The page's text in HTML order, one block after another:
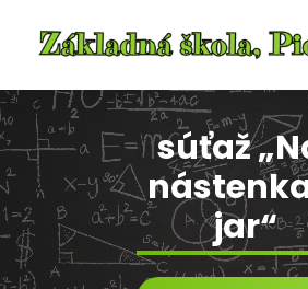
content
súťaž
jar“